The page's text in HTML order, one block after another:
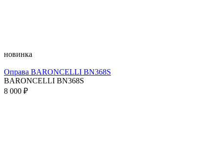
новинка
Оправа BARONCELLI BN368S
BARONCELLI BN368S
8 000 ₽